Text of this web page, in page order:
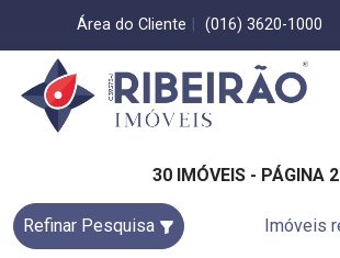
Área do Cliente (016) 3620-1000
30 IMÓVEIS - PÁGINA 2
Refinar Pesquisa